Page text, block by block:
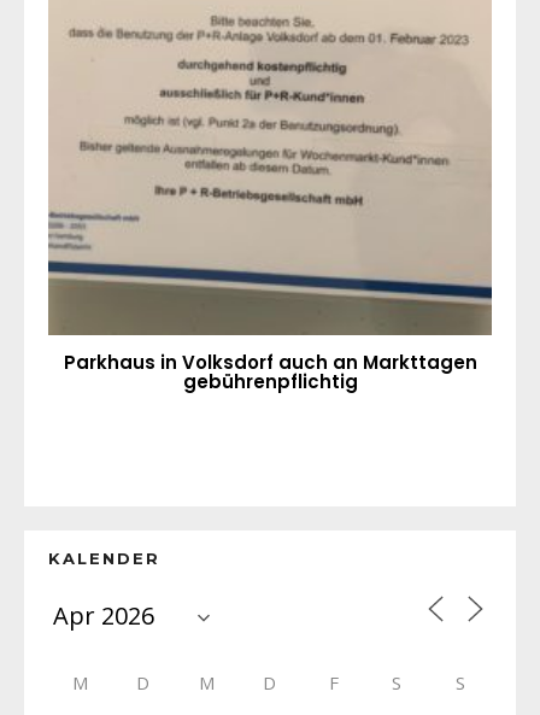
Parkhaus in Volksdorf auch an Markttagen
gebührenpflichtig
KALENDER
M D M D F S S